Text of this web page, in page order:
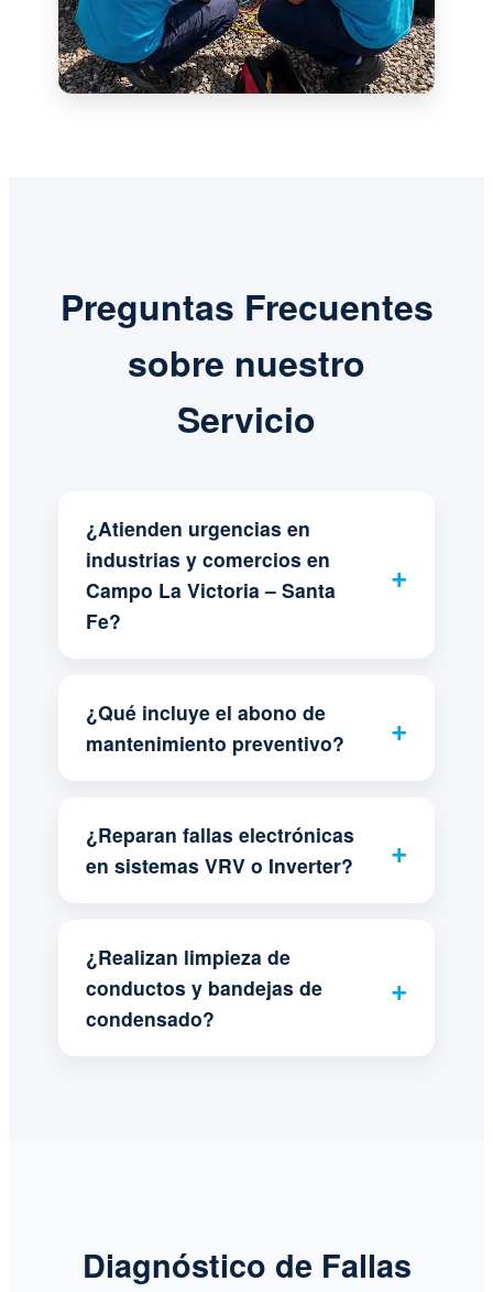
Preguntas Frecuentes
sobre nuestro
Servicio
¿Atienden urgencias en
industrias y comercios en
Campo La Victoria – Santa
Fe?
¿Qué incluye el abono de
mantenimiento preventivo?
¿Reparan fallas electrónicas
en sistemas VRV o Inverter?
¿Realizan limpieza de
conductos y bandejas de
condensado?
Diagnóstico de Fallas